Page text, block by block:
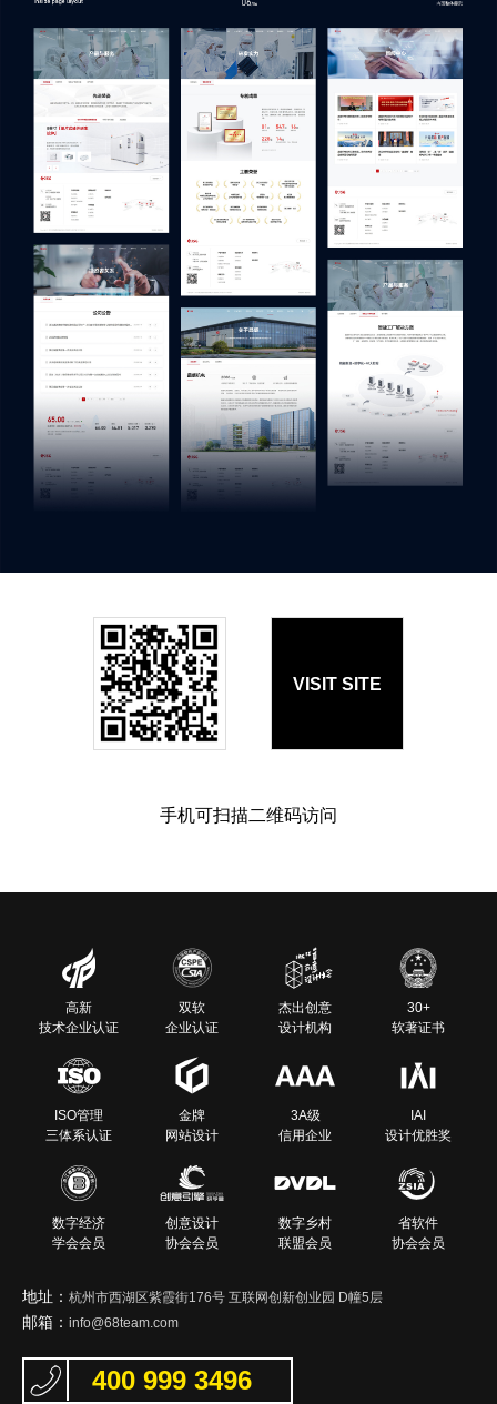
VISIT SITE
手机可扫描二维码访问
高新
技术企业认证
双软
企业认证
杰出创意
设计机构
30+
软著证书
ISO管理
三体系认证
金牌
网站设计
3A级
信用企业
IAI
设计优胜奖
数字经济
学会会员
创意设计
协会会员
数字乡村
联盟会员
省软件
协会会员
地址： 杭州市西湖区紫霞街176号 互联网创新创业园 D幢5层
邮箱： info@68team.com
400 999 3496